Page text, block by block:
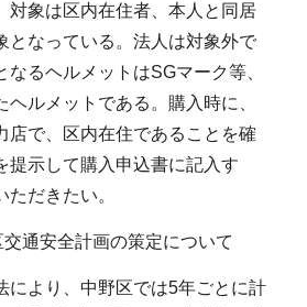
対象は区内在住者、本人と同居
となっている。法人は対象外で
なるヘルメットはSGマーク等、
ルメットである。購入時に、
店で、区内在住であることを確
提示して購入申込書に記入す
だきたい。
交通安全計画の策定について
により、中野区では5年ごとに計